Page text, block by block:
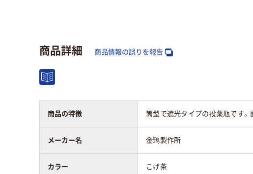
スコア
商品詳細 商品情報の誤りを報告
商品の特徴 筒型で遮光タイプの投薬瓶です。
メーカー名 金鵄製作所
カラー こげ茶